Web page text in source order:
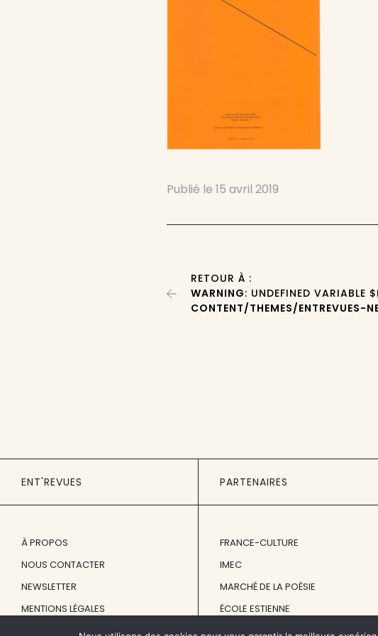
Publié le15 avril 2019
RETOUR À :
WARNING: UNDEFINED VARIABLE
CONTENT/THEMES/ENTREVUES-
ENT'REVUES
À PROPOS
NOUS CONTACTER
NEWSLETTER
MENTIONS LÉGALES
PARTENAIRES
FRANCE-CULTURE
IMEC
MARCHÉ DE LA POÉSIE
ÉCOLE ESTIENNE